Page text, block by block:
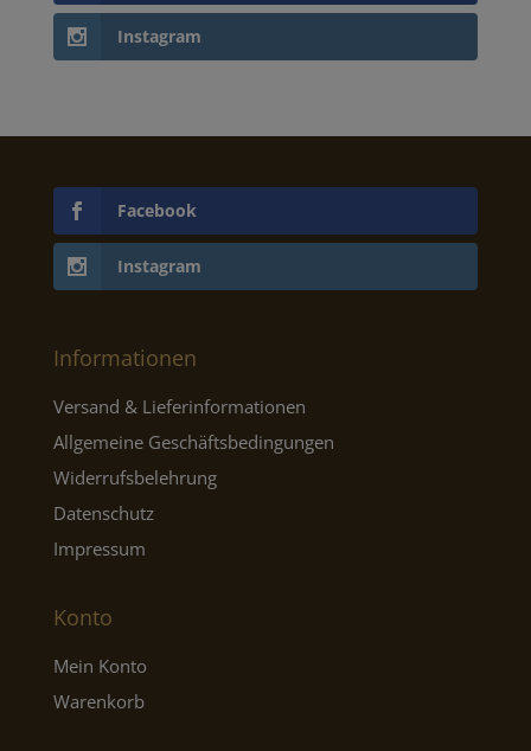
Instagram
Facebook
Instagram
Informationen
Versand & Lieferinformationen
Allgemeine Geschäftsbedingungen
Widerrufsbelehrung
Datenschutz
Impressum
Konto
Mein Konto
Warenkorb